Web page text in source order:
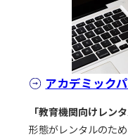
アカデミック
「教育機関向けレン
形態がレンタルのた